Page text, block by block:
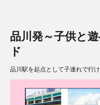
品川発～子供と
ド
品川駅を起点として子連れで行